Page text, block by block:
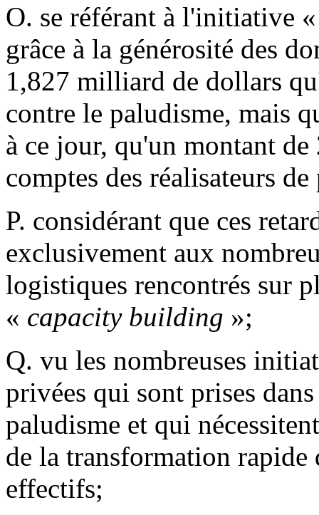
O. se référant à l'initiative
grâce à la générosité des
1,827 milliard de dollars
contre le paludisme, mais
à ce jour, qu'un montant
comptes des réalisateurs
P. considérant que ces
exclusivement aux
logistiques rencontrés sur
« capacity building »;
Q. vu les nombreuses
privées qui sont prises
paludisme et qui
de la transformation rapide
effectifs;